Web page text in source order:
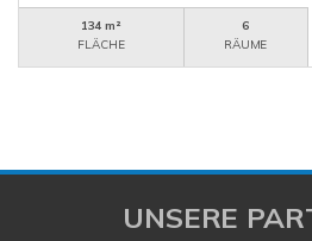
134 m²
FLÄCHE
6
RÄUME
UNSERE